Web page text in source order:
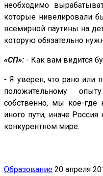
необходимо
которые нивелировали
всемирной паутины на
которую обязательно
«СП»: - Как вам видится
- Я уверен, что рано или
положительному
собственно, мы кое-где
иного пути, иначе
конкурентном мире.
Образование 20 апреля